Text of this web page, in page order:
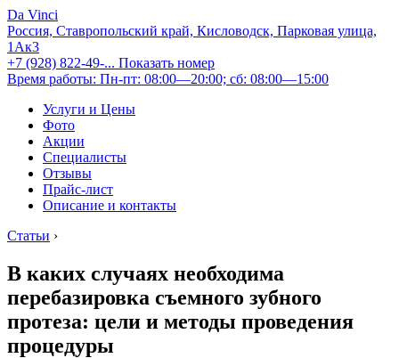
Da Vinci
Россия, Ставропольский край, Кисловодск, Парковая улица,
1Ак3
+7 (928) 822-49-... Показать номер
Время работы: Пн-пт: 08:00—20:00; сб: 08:00—15:00
Услуги и Цены
Фото
Акции
Специалисты
Отзывы
Прайс-лист
Описание и контакты
Статьи ›
В каких случаях необходима
перебазировка съемного зубного
протеза: цели и методы проведения
процедуры